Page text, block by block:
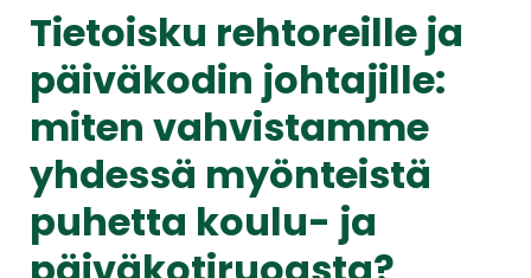
Tietoisku rehtoreille ja
päiväkodin johtajille:
miten vahvistamme
yhdessä myönteistä
puhetta koulu- ja